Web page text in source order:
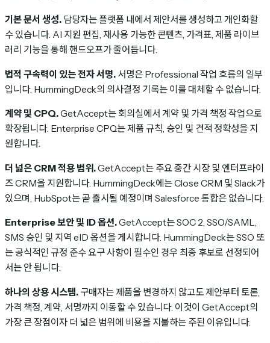
기본 문서 생성. 담당자는 플랫폼 내에서 제안서를 생성하고 개인화할
수 있습니다. AI 지원 편집, 재사용 가능한 콘텐츠, 가격표, 제품 라이브
러리 기능을 통해 핸드오프가 줄어듭니다.
법적 구속력이 있는 전자 서명. 서명은 Professional 작업 흐름의 일부
입니다. HummingDeck의 의사결정 기록는 이를 대체할 수 없습니다.
계약 및 CPQ.GetAccept는 회의실에서 계약 및 가격 책정 작업으로
확장됩니다. Enterprise CPQ는 제품 규칙, 승인 및 견적 정확성을 지
원합니다.
더 넓은 CRM 적용 범위.GetAccept는 주요 중간 시장 및 엔터프라이
즈 CRM을 지원합니다. HummingDeck에는 Close CRM 및 Slack가
있으며, HubSpot는 곧 출시될 예정이며 Salesforce 통합은 없습니다.
Enterprise 보안 및 ID 옵션.GetAccept는 SOC 2, SSO/SAML,
SMS 승인 및 지역 eID 옵션을 게시합니다. HummingDeck는 SSO 또
는 공식적인 규정 준수 요구 사항이 필수인 경우 최종 후보로 선정되어
서는 안 됩니다.
하나의 상용 시스템. 구매자는 제품을 변경하지 않고도 제안부터 토론,
가격 책정, 계약, 서명까지 이동할 수 있습니다. 이것이 GetAccept의
가장 큰 장점이자 더 넓은 범위에 비용을 지불하는 주된 이유입니다.